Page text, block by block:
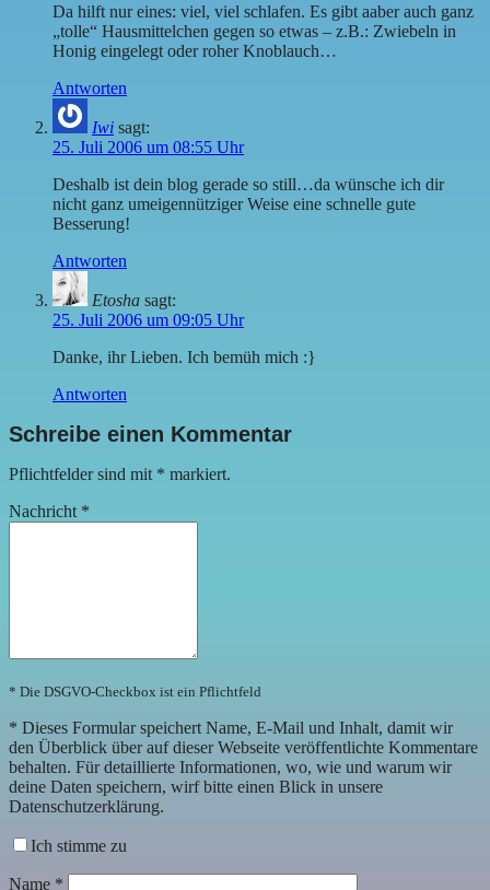
Da hilft nur eines: viel, viel schlafen. Es gibt aaber auch ganz
„tolle“ Hausmittelchen gegen so etwas – z.B.: Zwiebeln in
Honig eingelegt oder roher Knoblauch…
Antworten
Iwi sagt:
25. Juli 2006 um 08:55 Uhr
Deshalb ist dein blog gerade so still…da wünsche ich dir
nicht ganz umeigennütziger Weise eine schnelle gute
Besserung!
Antworten
Etosha sagt:
25. Juli 2006 um 09:05 Uhr
Danke, ihr Lieben. Ich bemüh mich :}
Antworten
Schreibe einen Kommentar
Pflichtfelder sind mit * markiert.
Nachricht *
* Die DSGVO-Checkbox ist ein Pflichtfeld
* Dieses Formular speichert Name, E-Mail und Inhalt, damit wir
den Überblick über auf dieser Webseite veröffentlichte Kommentare
behalten. Für detaillierte Informationen, wo, wie und warum wir
deine Daten speichern, wirf bitte einen Blick in unsere
Datenschutzerklärung.
Ich stimme zu
Name *